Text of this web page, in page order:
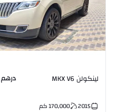
لينكولن MKX V6 درهم 22,500
2015
170,000 كم